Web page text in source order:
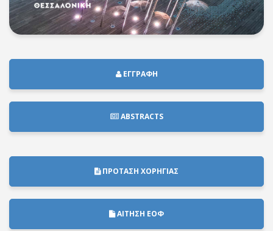
ΕΓΓΡΑΦΗ
ABSTRACTS
ΠΡΟΤΑΣΗ ΧΟΡΗΓΙΑΣ
ΑΙΤΗΣΗ ΕΟΦ